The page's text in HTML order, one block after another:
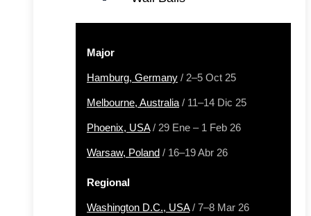
Major
Hamburg, Germany / 2–5 Oct 25
Melbourne, Australia / 11–14 Dic 25
Phoenix, USA/ 29 Ene – 1 Feb 26
Warsaw, Poland / 16–19 Abr 26
Regional
Washington D.C., USA/ 7–8 Mar 26